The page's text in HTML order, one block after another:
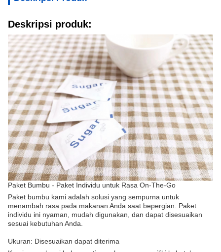
Deskripsi produk:
Paket Bumbu - Paket Individu untuk Rasa On-The-Go
Paket bumbu kami adalah solusi yang sempurna untuk
menambah rasa pada makanan Anda saat bepergian. Paket
individu ini nyaman, mudah digunakan, dan dapat disesuaikan
sesuai kebutuhan Anda.
Ukuran: Disesuaikan dapat diterima